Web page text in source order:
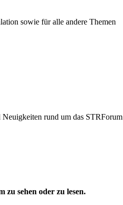
sowie für alle andere Themen
rund um das STRForum
zu sehen oder zu lesen.